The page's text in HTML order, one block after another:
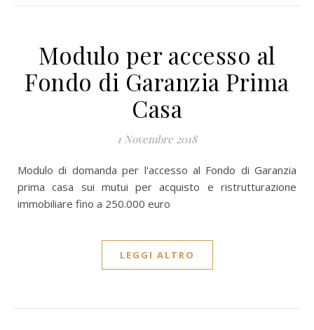
Modulo per accesso al
Fondo di Garanzia Prima
Casa
1 Novembre 2018
Modulo di domanda per l'accesso al Fondo di Garanzia
prima casa sui mutui per acquisto e ristrutturazione
immobiliare fino a 250.000 euro
LEGGI ALTRO